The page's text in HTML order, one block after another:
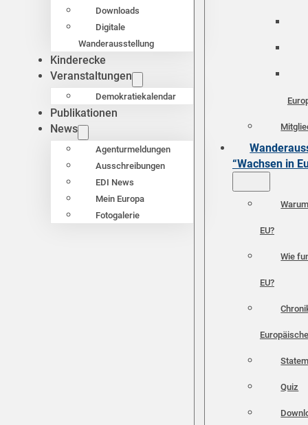
Downloads
Digitale
Wanderausstellung
Kinderecke
Veranstaltungen
Demokratiekalendar
Publikationen
News
Agenturmeldungen
Ausschreibungen
EDI News
Mein Europa
Fotogalerie
“Wachsen in
EU?
Wie
EU?
Quiz